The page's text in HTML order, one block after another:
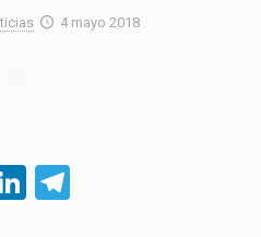
4 mayo 2018
LinkedIn